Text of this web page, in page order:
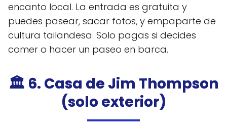
encanto local. La entrada es gratuita y
puedes pasear, sacar fotos, y empaparte de
cultura tailandesa. Solo pagas si decides
comer o hacer un paseo en barca.
🏛️ 6. Casa de Jim Thompson
(solo exterior)